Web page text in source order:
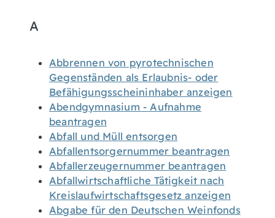
A
Abbrennen von pyrotechnischen
Gegenständen als Erlaubnis- oder
Befähigungsscheininhaber anzeigen
Abendgymnasium - Aufnahme
beantragen
Abfall und Müll entsorgen
Abfallentsorgernummer beantragen
Abfallerzeugernummer beantragen
Abfallwirtschaftliche Tätigkeit nach
Kreislaufwirtschaftsgesetz anzeigen
Abgabe für den Deutschen Weinfonds